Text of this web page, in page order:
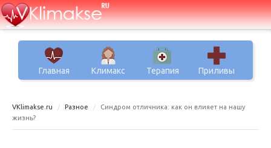
Главная Климакс Терапия Приливы
VKlimakse.ru Разное
Синдром отличника: как он влияет на нашу
жизнь?